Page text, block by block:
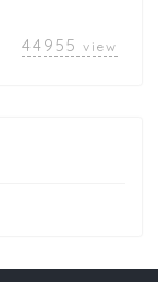
44955 view